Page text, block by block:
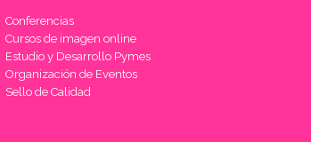
Conferencias
Cursos de imagen online
Estudio y Desarrollo Pymes
Organización de Eventos
Sello de Calidad